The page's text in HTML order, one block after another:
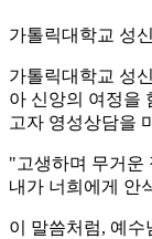
가톨릭대학교 성
가톨릭대학교 성
아 신앙의 여정을
고자 영성상담을
"고생하며 무거운
내가 너희에게 안
이 말씀처럼, 예